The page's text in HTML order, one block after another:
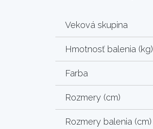
Veková skupina
Hmotnosť balenia (kg)
Farba
Rozmery (cm)
Rozmery balenia (cm)